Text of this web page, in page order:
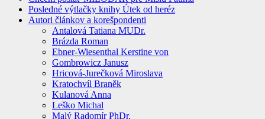
Posledné výtlačky knihy Útek od heréz
Autori článkov a korešpondenti
Antalová Tatiana MUDr.
Brázda Roman
Ebner-Wiesenthal Kerstine von
Gombrowicz Janusz
Hricová-Jurečková Miroslava
Kratochvíl Braněk
Kulanová Anna
Leško Michal
Malý Radomír PhDr.